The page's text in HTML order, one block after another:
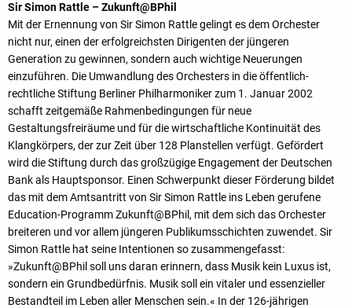
Sir Simon Rattle – Zukunft@BPhil
Mit der Ernennung von Sir Simon Rattle gelingt es dem Orchester
nicht nur, einen der erfolgreichsten Dirigenten der jüngeren
Generation zu gewinnen, sondern auch wichtige Neuerungen
einzuführen. Die Umwandlung des Orchesters in die öffentlich-
rechtliche Stiftung Berliner Philharmoniker zum 1. Januar 2002
schafft zeitgemäße Rahmenbedingungen für neue
Gestaltungsfreiräume und für die wirtschaftliche Kontinuität des
Klangkörpers, der zur Zeit über 128 Planstellen verfügt. Gefördert
wird die Stiftung durch das großzügige Engagement der Deutschen
Bank als Hauptsponsor. Einen Schwerpunkt dieser Förderung bildet
das mit dem Amtsantritt von Sir Simon Rattle ins Leben gerufene
Education-Programm Zukunft@BPhil, mit dem sich das Orchester
breiteren und vor allem jüngeren Publikumsschichten zuwendet. Sir
Simon Rattle hat seine Intentionen so zusammengefasst:
»Zukunft@BPhil soll uns daran erinnern, dass Musik kein Luxus ist,
sondern ein Grundbedürfnis. Musik soll ein vitaler und essenzieller
Bestandteil im Leben aller Menschen sein.« In der 126-jährigen